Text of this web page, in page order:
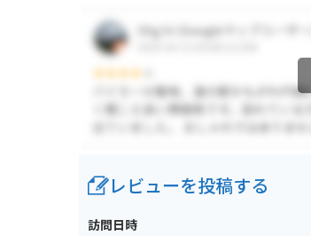
レビューを投稿する
訪問日時